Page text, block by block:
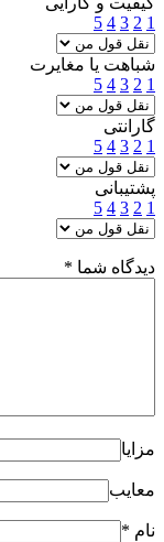
1
2
3
4
5
شباهت یا مغایرت
1
2
3
4
5
گارانتی
1
2
3
4
5
پشتیبانی
1
2
3
4
5
دیدگاه شما *
مزایا
معایب
نام *